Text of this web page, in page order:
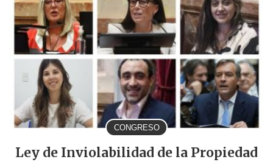
CONGRESO
Ley de Inviolabilidad de la Propiedad